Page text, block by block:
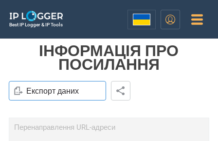
Best IP Logger & IP Tools
ІНФОРМАЦІЯ ПРО
ПОСИЛАННЯ
Експорт даних
Перенаправлення URL-адреси